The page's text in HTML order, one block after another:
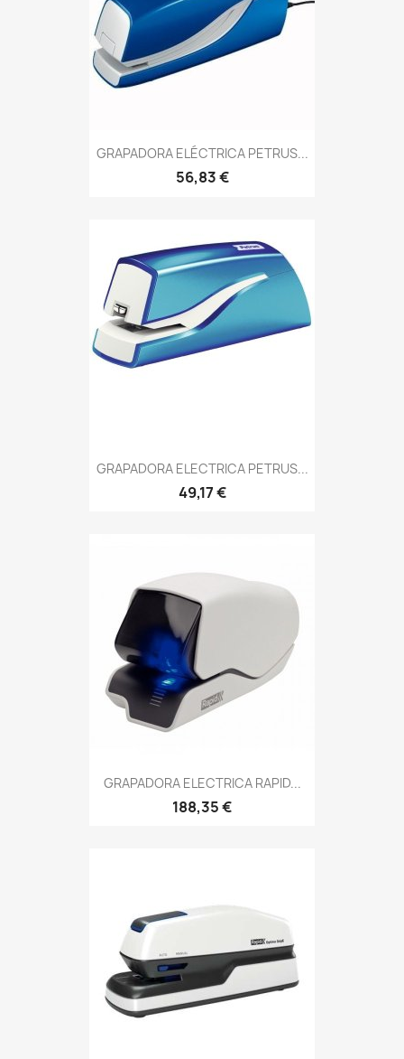
GRAPADORA ELÉCTRICA PETRUS...
56,83 €
GRAPADORA ELECTRICA PETRUS...
49,17 €
GRAPADORA ELECTRICA RAPID...
188,35 €